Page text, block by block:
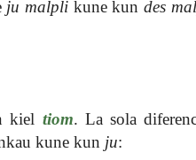
ju malplikune kundes
kiel tiom. La sola
kune kun ju: